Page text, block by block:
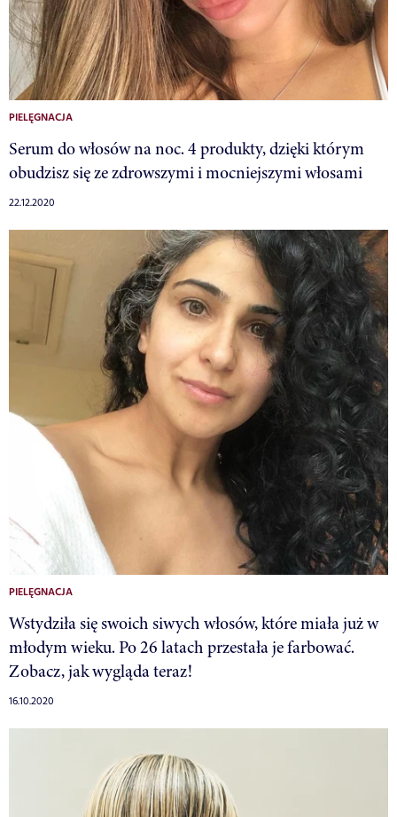
PIELĘGNACJA
Serum do włosów na noc. 4 produkty, dzięki którym
obudzisz się ze zdrowszymi i mocniejszymi włosami
22.12.2020
PIELĘGNACJA
Wstydziła się swoich siwych włosów, które miała już w
młodym wieku. Po 26 latach przestała je farbować.
Zobacz, jak wygląda teraz!
16.10.2020